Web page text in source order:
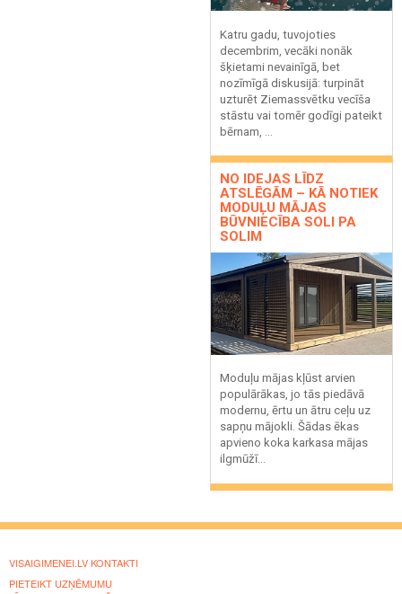
Katru gadu, tuvojoties
decembrim, vecāki nonāk
šķietami nevainīgā, bet
nozīmīgā diskusijā: turpināt
uzturēt Ziemassvētku vecīša
stāstu vai tomēr godīgi pateikt
bērnam, ...
NO IDEJAS LĪDZ
ATSLĒGĀM – KĀ NOTIEK
MODUĻU MĀJAS
BŪVNIECĪBA SOLI PA
SOLIM
Moduļu mājas kļūst arvien
populārākas, jo tās piedāvā
modernu, ērtu un ātru ceļu uz
sapņu mājokli. Šādas ēkas
apvieno koka karkasa mājas
ilgmūžī...
VISAIGIMENEI.LV KONTAKTI
PIETEIKT UZŅĒMUMU